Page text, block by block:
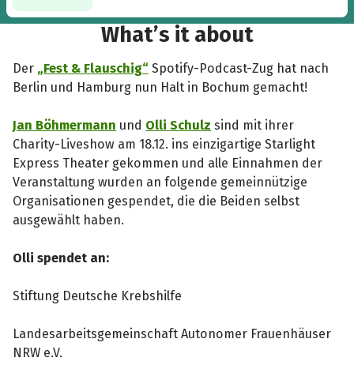
What’s it about
Der „Fest & Flauschig“ Spotify-Podcast-Zug hat nach
Berlin und Hamburg nun Halt in Bochum gemacht!
Jan Böhmermann und Olli Schulz sind mit ihrer
Charity-Liveshow am 18.12. ins einzigartige Starlight
Express Theater gekommen und alle Einnahmen der
Veranstaltung wurden an folgende gemeinnützige
Organisationen gespendet, die die Beiden selbst
ausgewählt haben.
Olli spendet an:
Stiftung Deutsche Krebshilfe
Landesarbeitsgemeinschaft Autonomer Frauenhäuser
NRW e.V.